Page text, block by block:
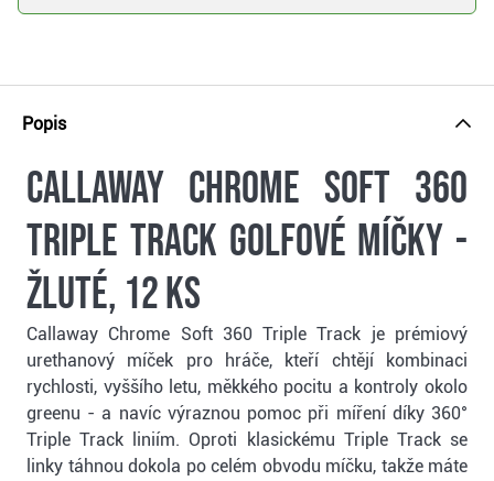
Popis
Callaway Chrome Soft 360
Triple Track golfové míčky -
žluté, 12 ks
Callaway Chrome Soft 360 Triple Track je prémiový
urethanový míček pro hráče, kteří chtějí kombinaci
rychlosti, vyššího letu, měkkého pocitu a kontroly okolo
greenu - a navíc výraznou pomoc při míření díky 360°
Triple Track liniím. Oproti klasickému Triple Track se
linky táhnou dokola po celém obvodu míčku, takže máte